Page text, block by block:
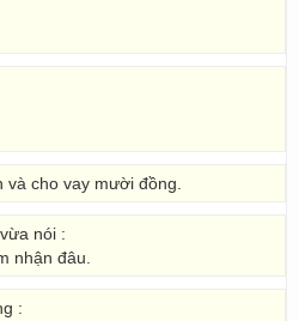
và cho vay mười đồng.
nói :
nhận đâu.
: